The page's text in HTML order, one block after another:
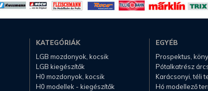
KATEGÓRIÁK
LGB mozdonyok, kocsik
LGB kiegészítők
H0 mozdonyok, kocsik
H0 modellek - kiegészítők
EGYÉB
Prospektus,
Pótalkatrész
Karácsonyi, téli
Hó modellező